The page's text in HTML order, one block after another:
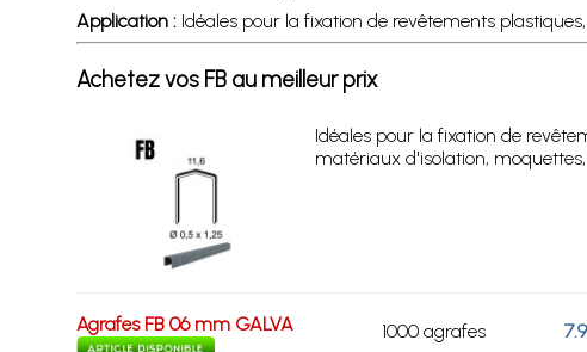
Application :Idéales pour la fixation de revêtements
Achetez vos FB au meilleur prix
Idéales pour la fixation de
matériaux d'isolation, moquettes,
Agrafes FB 06 mm GALVA 1000 agrafes